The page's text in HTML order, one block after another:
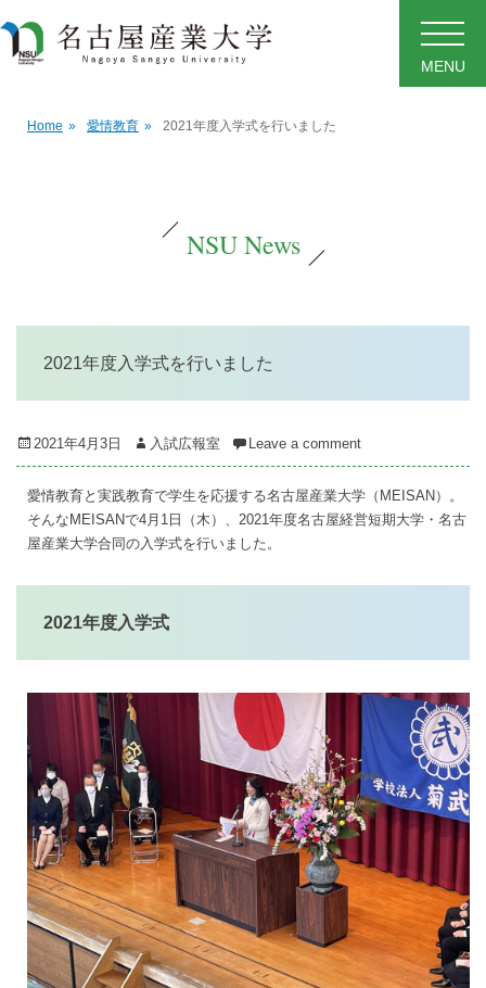
MENU
Home » 愛情教育 » 2021年度入学式を行いました
NSU News
2021年度入学式を行いました
Posted
on
2021年4月3日 Author
入試広報室 Leave a comment
愛情教育と実践教育で学生を応援する名古屋産業大学（MEISAN）。
そんなMEISANで4月1日（木）、2021年度名古屋経営短期大学・名古
屋産業大学合同の入学式を行いました。
2021年度入学式